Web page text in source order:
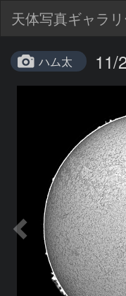
天体写真ギャラ
ハム太 11/